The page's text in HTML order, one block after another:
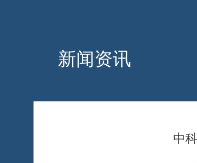
新闻资讯
中